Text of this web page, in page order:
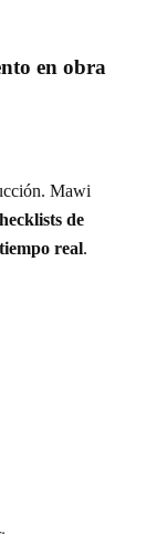
en obra
Mawi
de
real.